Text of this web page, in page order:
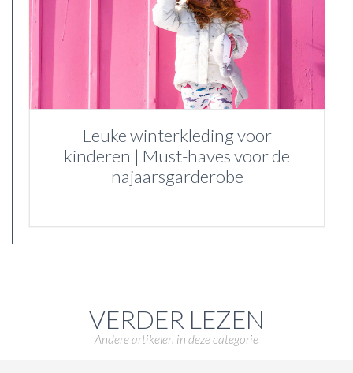
Leuke winterkleding voor
kinderen | Must-haves voor de
najaarsgarderobe
VERDER LEZEN
Andere artikelen in deze categorie